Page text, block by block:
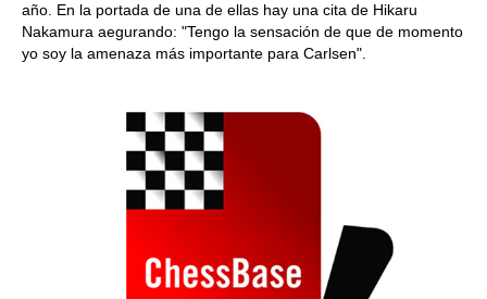
año. En la portada de una de ellas hay una cita de Hikaru
Nakamura aegurando: "Tengo la sensación de que de momento
yo soy la amenaza más importante para Carlsen".